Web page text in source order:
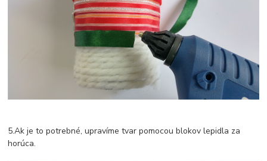
5.Ak je to potrebné, upravíme tvar pomocou blokov lepidla za
horúca.